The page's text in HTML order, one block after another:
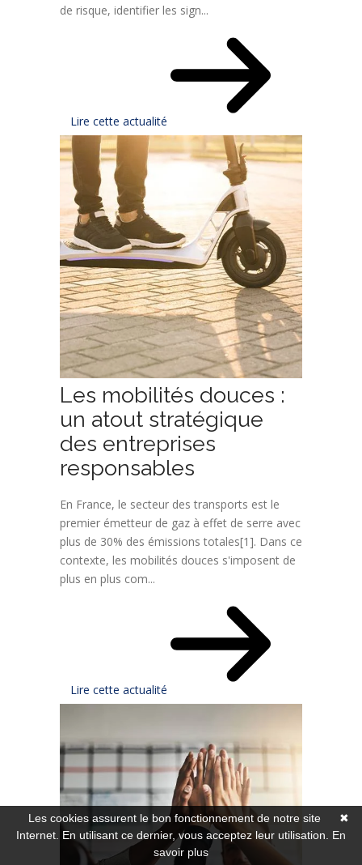
de risque, identifier les sign...
Lire cette actualité
Les mobilités douces :
un atout stratégique
des entreprises
responsables
En France, le secteur des transports est le
premier émetteur de gaz à effet de serre avec
plus de 30% des émissions totales[1]. Dans ce
contexte, les mobilités douces s'imposent de
plus en plus com...
Lire cette actualité
✖
Les cookies assurent le bon fonctionnement de notre site
Internet. En utilisant ce dernier, vous acceptez leur utilisation. En
savoir plus